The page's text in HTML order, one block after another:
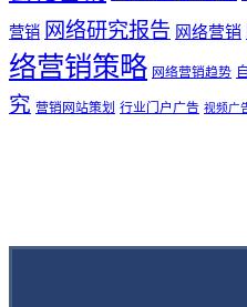
营销 网络研究报告 网络营销
络营销策略 网络营销趋势
究 营销网站策划 行业门户广告 视频广